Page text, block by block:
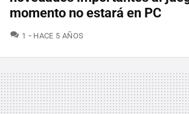
momento no estará en PC
1 COMENTARIOS
HACE 5 AÑOS